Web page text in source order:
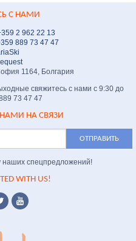
С НАМИ
2 962 22 13
889 73 47 47
1164, Болгария
свяжитесь с нами с 9:30 до
73 47 47
НА СВЯЗИ
наших спецпредложений!
WITH US!